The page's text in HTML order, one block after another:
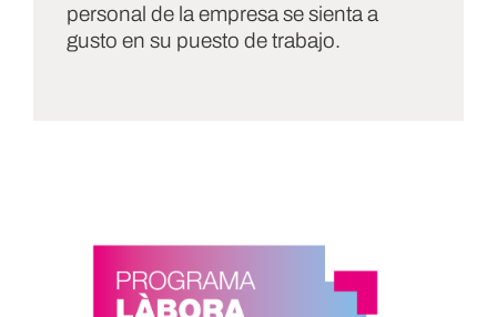
personal de la empresa se sienta a
gusto en su puesto de trabajo.